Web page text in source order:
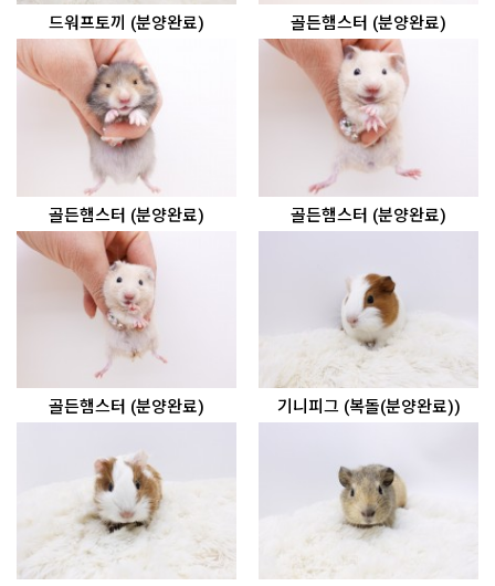
드워프토끼 (분양완료) 골든햄스터 (분양완료)
골든햄스터 (분양완료) 골든햄스터 (분양완료)
골든햄스터 (분양완료) 기니피그 (복돌(분양완료))